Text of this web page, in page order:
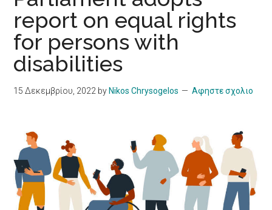
report on equal rights
for persons with
disabilities
15 Δεκεμβρίου, 2022 by Nikos Chrysogelos Αφηστε σχολιο